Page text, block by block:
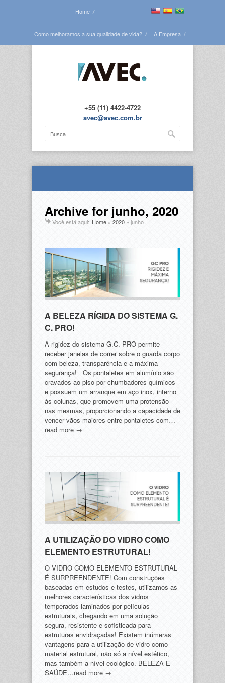
Home
Como melhoramos a sua qualidade de vida? A Empresa
+55 (11) 4422-4722
avec@avec.com.br
Archive for junho, 2020
Você está aqui: Home » 2020 » junho
A BELEZA RÍGIDA DO SISTEMA G.
C. PRO!
A rigidez do sistema G.C. PRO permite
receber janelas de correr sobre o guarda corpo
com beleza, transparência e a máxima
segurança! Os pontaletes em alumínio são
cravados ao piso por chumbadores químicos
e possuem um arranque em aço inox, interno
às colunas, que promovem uma protensão
nas mesmas, proporcionando a capacidade de
vencer vãos maiores entre pontaletes com…
read more →
A UTILIZAÇÃO DO VIDRO COMO
ELEMENTO ESTRUTURAL!
O VIDRO COMO ELEMENTO ESTRUTURAL
É SURPREENDENTE! Com construções
baseadas em estudos e testes, utilizamos as
melhores características dos vidros
temperados laminados por películas
estruturais, chegando em uma solução
segura, resistente e sofisticada para
estruturas envidraçadas! Existem inúmeras
vantagens para a utilização de vidro como
material estrutural, não só a nível estético,
mas também a nível ecológico. BELEZA E
SAÚDE…read more →